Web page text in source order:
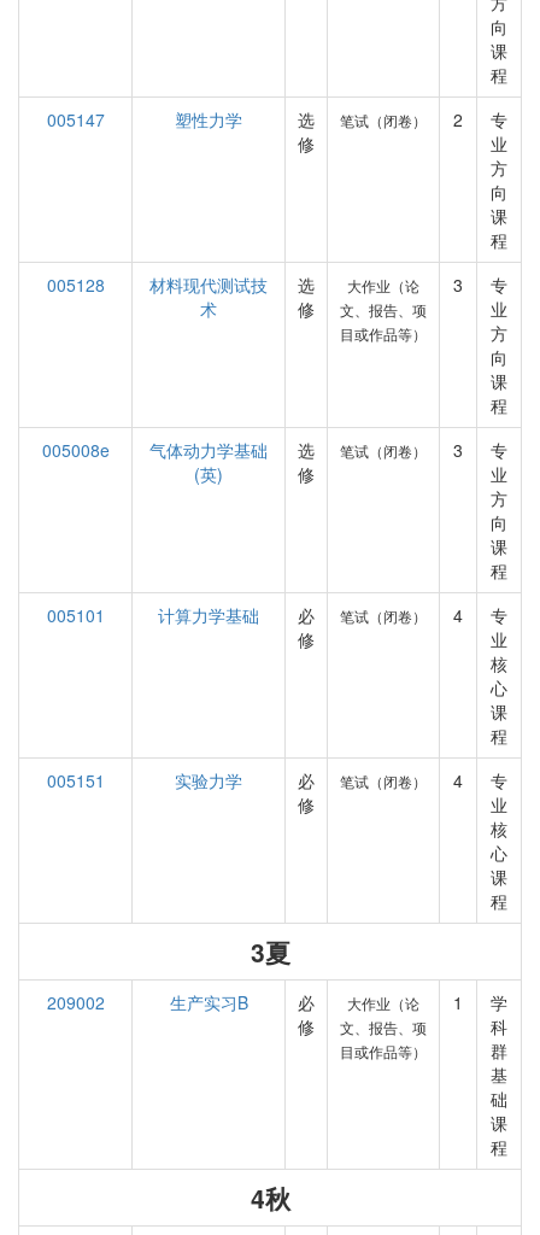
向
课
程
005147
塑性力学
选
修
笔试（闭卷） 2
专
业
方
向
课
程
005128
材料现代测试技
术
选
修
大作业（论
文、报告、项
目或作品等）
3
专
业
方
向
课
程
005008e
气体动力学基础
(英)
选
修
笔试（闭卷） 3
专
业
方
向
课
程
005101
计算力学基础
必
修
笔试（闭卷） 4
专
业
核
心
课
程
005151
实验力学
必
修
笔试（闭卷） 4
专
业
核
心
课
程
3夏
209002 生产实习B
必
修
大作业（论
文、报告、项
目或作品等）
1
学
科
群
基
础
课
程
4秋